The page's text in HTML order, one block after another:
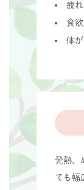
疲
食
体
発熱、
ても幅